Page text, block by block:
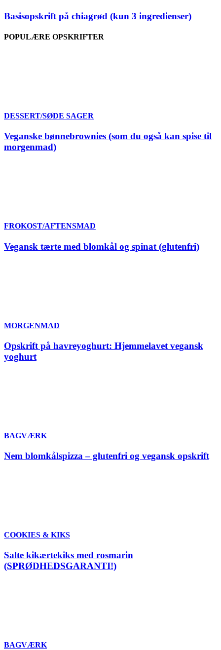
Basisopskrift på chiagrød (kun 3 ingredienser)
POPULÆRE OPSKRIFTER
DESSERT/SØDE SAGER
Veganske bønnebrownies (som du også kan spise til
morgenmad)
FROKOST/AFTENSMAD
Vegansk tærte med blomkål og spinat (glutenfri)
MORGENMAD
Opskrift på havreyoghurt: Hjemmelavet vegansk
yoghurt
BAGVÆRK
Nem blomkålspizza – glutenfri og vegansk opskrift
COOKIES & KIKS
Salte kikærtekiks med rosmarin
(SPRØDHEDSGARANTI!)
BAGVÆRK